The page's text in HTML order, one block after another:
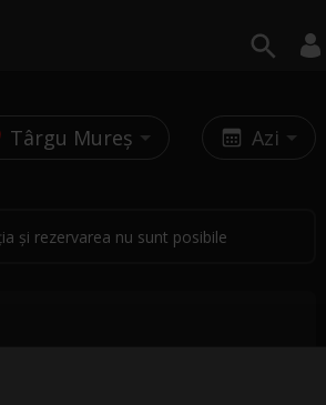
Târgu Mureș Azi
și rezervarea nu sunt posibile